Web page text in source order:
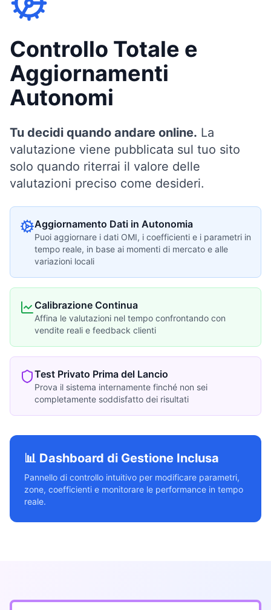
Controllo Totale e
Aggiornamenti
Autonomi
Tu decidi quando andare online. La
valutazione viene pubblicata sul tuo sito
solo quando riterrai il valore delle
valutazioni preciso come desideri.
Aggiornamento Dati in Autonomia
Puoi aggiornare i dati OMI, i coefficienti e i parametri in
tempo reale, in base ai momenti di mercato e alle
variazioni locali
Calibrazione Continua
Affina le valutazioni nel tempo confrontando con
vendite reali e feedback clienti
Test Privato Prima del Lancio
Prova il sistema internamente finché non sei
completamente soddisfatto dei risultati
📊 Dashboard di Gestione Inclusa
Pannello di controllo intuitivo per modificare parametri,
zone, coefficienti e monitorare le performance in tempo
reale.